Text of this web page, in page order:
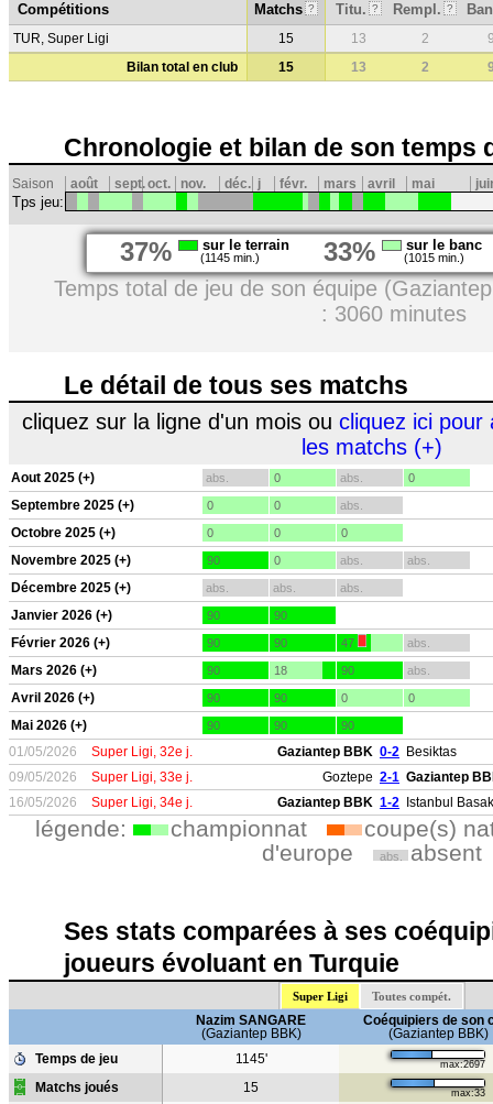
Compétitions Matchs ? Titu. ? Rempl. ?
TUR, Super Ligi 15 13 2
Bilan total en club
15 13 2
Chronologie et bilan de son temps
Saison août sept.oct. nov. déc. j févr. mars avril mai
Tps jeu:
37% sur le terrain
(1145 min.) 33% sur le banc
(1015 min.)
Temps total de jeu de son équipe
: 3060 minutes
Le détail de tous ses matchs
cliquez sur la ligne d'un mois ou cliquez ici pour
les matchs (+)
Aout 2025 (+) abs. 0 abs. 0
Septembre 2025 (+) 0 0 abs.
Octobre 2025 (+) 0 0 0
Novembre 2025 (+) 90 0 abs. abs.
Décembre 2025 (+) abs. abs. abs.
Janvier 2026 (+) 90 90
Février 2026 (+) 90 90 47 abs.
Mars 2026 (+) 90 18 90 abs.
Avril 2026 (+) 90 90 0 0
Mai 2026 (+) 90 90 90
01/05/2026 Super Ligi, 32e j. Gaziantep BBK 0-2 Besiktas
09/05/2026
Super Ligi, 33e j. Goztepe 2-1 Gaziantep
16/05/2026
Super Ligi, 34e j. Gaziantep BBK 1-2 Istanbul
légende: championnat
coupe(s)
d'europe
abs. absent
Ses stats comparées à ses
joueurs évoluant en Turquie
Super Ligi Toutes compét.
Nazim SANGARE
(Gaziantep BBK)
Coéquipiers de son
(Gaziantep BBK)
Temps de jeu
1145' max:2697
Matchs joués 15 max:33